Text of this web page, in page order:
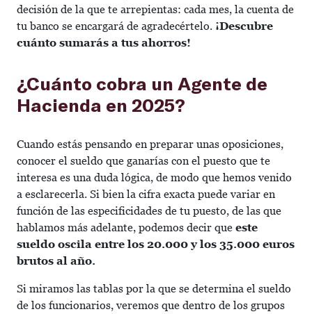
decisión de la que te arrepientas: cada mes, la cuenta de
tu banco se encargará de agradecértelo. ¡Descubre
cuánto sumarás a tus ahorros!
¿Cuánto cobra un Agente de
Hacienda en 2025?
Cuando estás pensando en preparar unas oposiciones,
conocer el sueldo que ganarías con el puesto que te
interesa es una duda lógica, de modo que hemos venido
a esclarecerla. Si bien la cifra exacta puede variar en
función de las especificidades de tu puesto, de las que
hablamos más adelante, podemos decir que este
sueldo oscila entre los 20.000 y los 35.000 euros
brutos al año.
Si miramos las tablas por la que se determina el sueldo
de los funcionarios, veremos que dentro de los grupos